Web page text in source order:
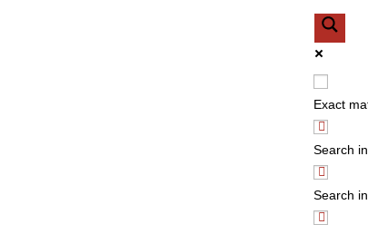
Exact
Search
Search